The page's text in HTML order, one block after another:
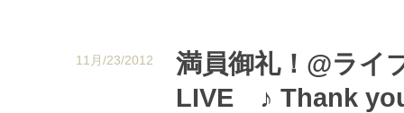
11月/23/2012
満員御礼！@ライ
LIVE ♪ Thank